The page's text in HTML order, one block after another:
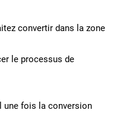
convertir dans la zone
le processus de
une fois la conversion